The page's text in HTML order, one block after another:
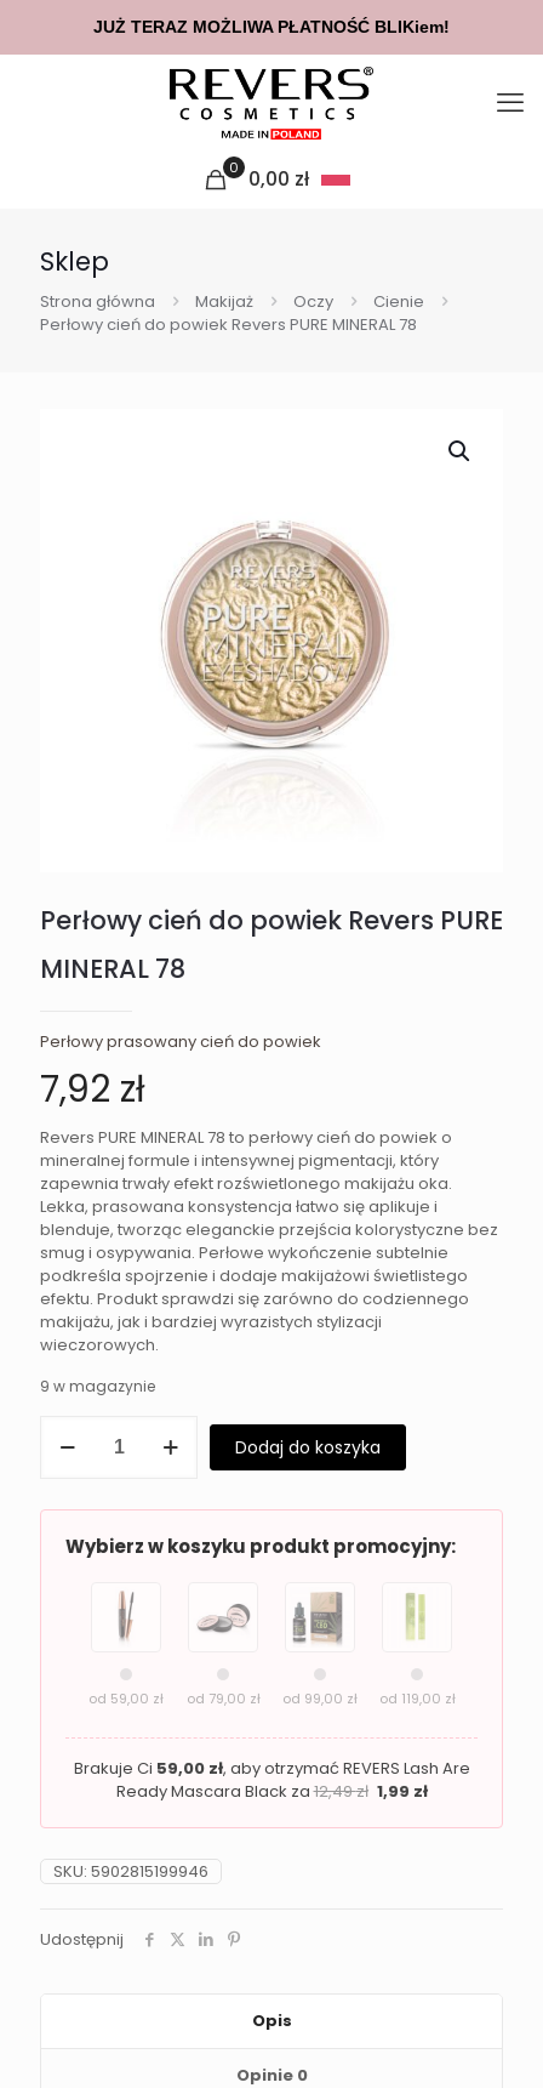
0 0,00 zł
Sklep
Strona główna Makijaż Oczy
Cienie
Perłowy cień do powiek Revers PURE MINERAL 78
Perłowy cień do powiek Revers PURE
MINERAL 78
Perłowy prasowany cień do powiek
7,92 zł
Revers PURE MINERAL 78 to perłowy cień do powiek o
mineralnej formule i intensywnej pigmentacji, który
zapewnia trwały efekt rozświetlonego makijażu oka.
Lekka, prasowana konsystencja łatwo się aplikuje i
blenduje, tworząc eleganckie przejścia kolorystyczne bez
smug i osypywania. Perłowe wykończenie subtelnie
podkreśla spojrzenie i dodaje makijażowi świetlistego
efektu. Produkt sprawdzi się zarówno do codziennego
makijażu, jak i bardziej wyrazistych stylizacji
wieczorowych.
9 w magazynie
Perłowy
powiek
Revers
Dodaj do koszyka
Wybierz w koszyku produkt promocyjny:
od 59,00 zł od 79,00 zł od 99,00 zł od 119,00 zł
Brakuje Ci 59,00 zł, aby otrzymać REVERS Lash Are
Ready Mascara Black za12,49zł 1,99 zł
SKU: 5902815199946
Udostępnij
Opis
Opinie 0
JUŻ TERAZ MOŻLIWA PŁATNOŚĆ BLIKiem!